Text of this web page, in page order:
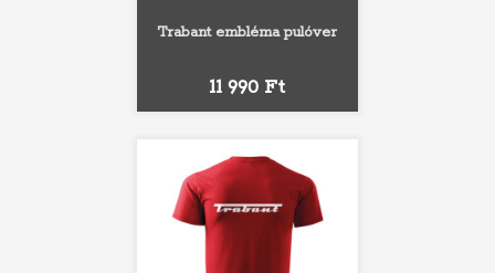
Trabant embléma pulóver
Ár
11 990 Ft